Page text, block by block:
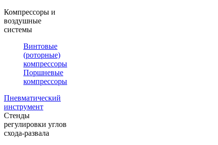
Компрессоры и
воздушные
системы
Винтовые
(роторные)
компрессоры
Поршневые
компрессоры
Пневматический
инструмент
Стенды
регулировки углов
схода-развала